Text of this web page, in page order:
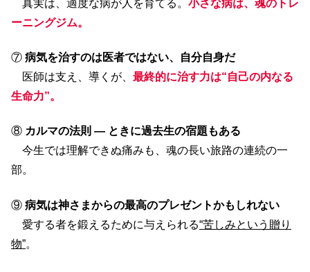
真実は、適度な病が人を育てる。 小さな病は、魂のトレ
ーニングジム。
⑦ 病気を治すのは医者ではない、自分自身だ
医師は支え、導くが、 最終的に治す力は“自己の内なる
生命力”。
⑧ カルマの法則 ― ときに過去生の宿題もある
今生では理解できぬ痛みも、魂の長い旅路の連続の一
部。
⑨ 病気は神さまからの最高のプレゼントかもしれない
愛する者を鍛えるために与えられる“苦しみという贈り
物”。